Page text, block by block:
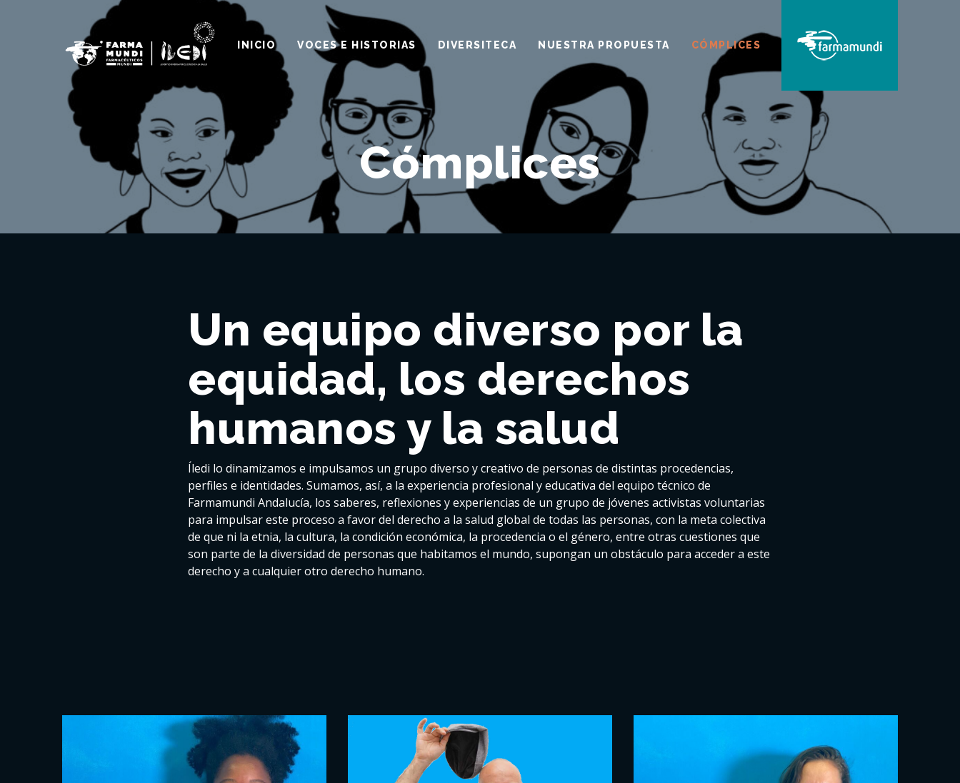
INICIO VOCES E HISTORIAS DIVERSITECA NUESTRA PROPUESTA CÓMPLICES
Cómplices
Un equipo diverso por la
equidad, los derechos
humanos y la salud
Íledi lo dinamizamos e impulsamos un grupo diverso y creativo de personas de distintas procedencias,
perfiles e identidades. Sumamos, así, a la experiencia profesional y educativa del equipo técnico de
Farmamundi Andalucía, los saberes, reflexiones y experiencias de un grupo de jóvenes activistas voluntarias
para impulsar este proceso a favor del derecho a la salud global de todas las personas, con la meta colectiva
de que ni la etnia, la cultura, la condición económica, la procedencia o el género, entre otras cuestiones que
son parte de la diversidad de personas que habitamos el mundo, supongan un obstáculo para acceder a este
derecho y a cualquier otro derecho humano.